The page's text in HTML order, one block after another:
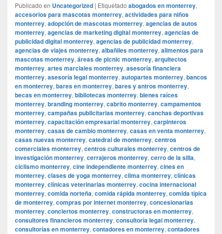
Publicado en Uncategorized | Etiquetado abogados en monterrey,
accesorios para mascotas monterrey, actividades para niños
monterrey, adopción de mascotas monterrey, agencias de autos
monterrey, agencias de marketing digital monterrey, agencias de
publicidad digital monterrey, agencias de publicidad monterrey,
agencias de viajes monterrey, albañiles monterrey, alimentos para
mascotas monterrey, áreas de picnic monterrey, arquitectos
monterrey, artes marciales monterrey, asesoría financiera
monterrey, asesoría legal monterrey, autopartes monterrey, bancos
en monterrey, bares en monterrey, bares y antros monterrey,
becas en monterrey, bibliotecas monterrey, bienes raíces
monterrey, branding monterrey, cabrito monterrey, campamentos
monterrey, campañas publicitarias monterrey, canchas deportivas
monterrey, capacitación empresarial monterrey, carpinteros
monterrey, casas de cambio monterrey, casas en venta monterrey,
casas nuevas monterrey, catedral de monterrey, centros
comerciales monterrey, centros culturales monterrey, centros de
investigación monterrey, cerrajeros monterrey, cerro de la silla,
ciclismo monterrey, cine independiente monterrey, cines en
monterrey, clases de yoga monterrey, clima monterrey, clínicas
monterrey, clínicas veterinarias monterrey, cocina internacional
monterrey, comida norteña, comida rápida monterrey, comida típica
de monterrey, compras por internet monterrey, concesionarias
monterrey, conciertos monterrey, constructoras en monterrey,
consultores financieros monterrey, consultoría legal monterrey,
consultorías en monterrey, contadores en monterrey, contadores